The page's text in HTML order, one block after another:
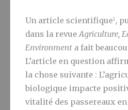
Un article scientifique1 ,
dans la revueAgriculture,
Environment a fait
L’article en question
la chose suivante :
biologique impacte
vitalité des passereaux